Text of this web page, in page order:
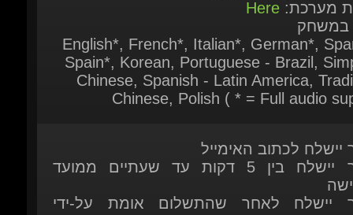
Chinese, Spanish - Latin America,
Chinese, Polish ( * = Full audio
יישלח לכתוב האימייל
המוצר יישלח בין 5 דקות עד שעתיים ממועד
זמין להזמנה מיידית
נוספות אתם מוזמנים לפנות אלינו בצ'אט